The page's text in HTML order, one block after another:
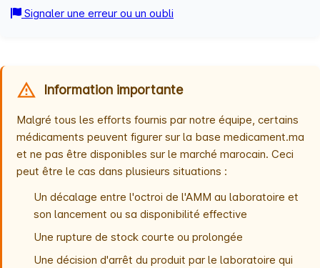
Signaler une erreur ou un oubli
Information importante
Malgré tous les efforts fournis par notre équipe, certains
médicaments peuvent figurer sur la base medicament.ma
et ne pas être disponibles sur le marché marocain. Ceci
peut être le cas dans plusieurs situations :
Un décalage entre l'octroi de l'AMM au laboratoire et
son lancement ou sa disponibilité effective
Une rupture de stock courte ou prolongée
Une décision d'arrêt du produit par le laboratoire qui